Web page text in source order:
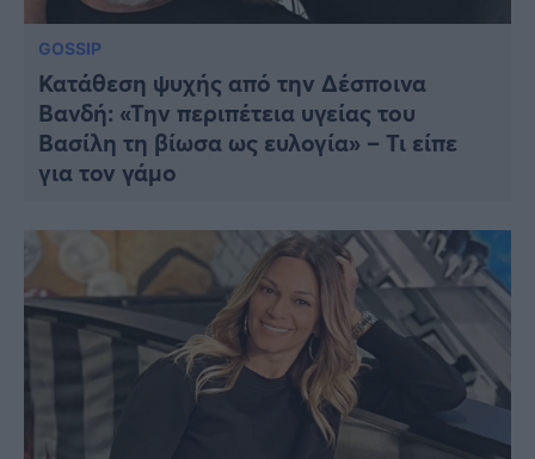
GOSSIP
Κατάθεση ψυχής από την Δέσποινα
Βανδή: «Την περιπέτεια υγείας του
Βασίλη τη βίωσα ως ευλογία» – Τι είπε
για τον γάμο